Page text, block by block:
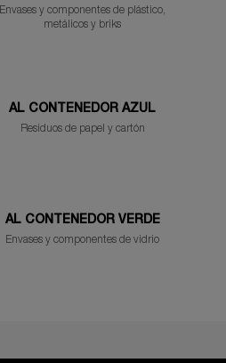
Envases y componentes de plástico,
metálicos y briks
AL CONTENEDOR AZUL
Residuos de papel y cartón
AL CONTENEDOR VERDE
Envases y componentes de vidrio